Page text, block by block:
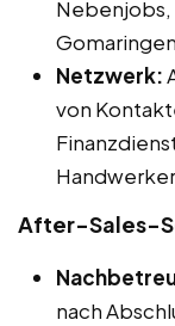
Nebenjobs,
Netzwerk:
von
After-Sales-
nach